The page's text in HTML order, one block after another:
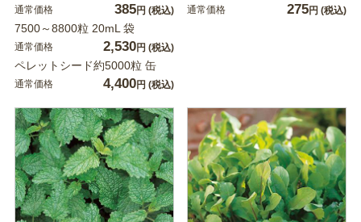
通常価格 385円 (税込)
7500～8800粒 20mL 袋
通常価格 2,530円 (税込)
ペレットシード約5000粒 缶
通常価格 4,400円 (税込)
通常価格 275円 (税込)